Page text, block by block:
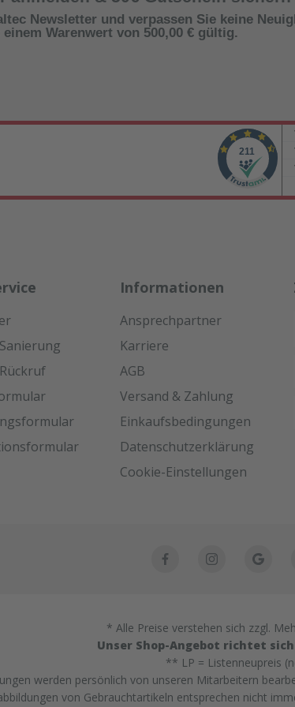
Newsletter und verpassen Sie keine
Warenwert von 500,00 € gültig.
Informationen
Ansprechpartner
Karriere
AGB
Versand & Zahlung
Einkaufsbedingungen
Datenschutzerklärung
Cookie-Einstellungen
* Alle Preise verstehen sich zzgl.
Unser Shop-Angebot richtet
** LP = Listenneupreis
werden persönlich von unseren Mitarbeitern
von Gebrauchtartikeln entsprechen nicht